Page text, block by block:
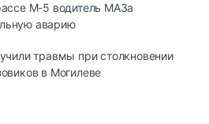
М-5 водитель МАЗа
аварию
травмы при столкновении
в Могилеве